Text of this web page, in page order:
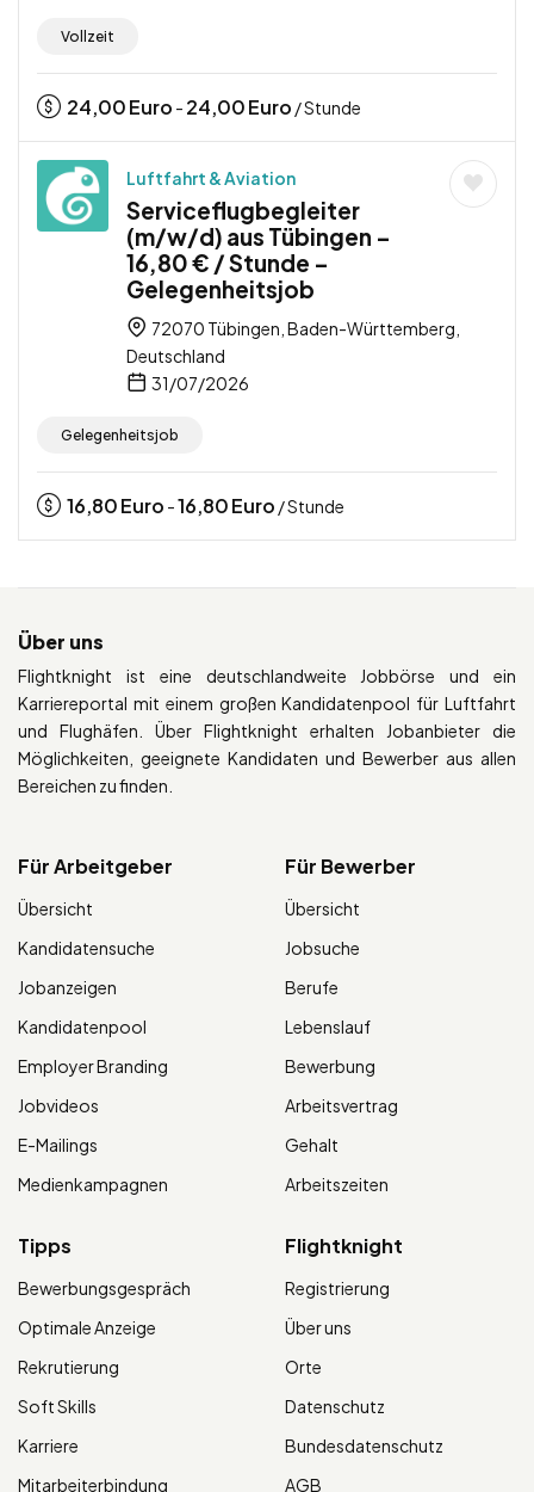
Vollzeit
24,00Euro - 24,00Euro / Stunde
Luftfahrt & Aviation
Serviceflugbegleiter
(m/w/d) aus Tübingen –
16,80 € / Stunde –
Gelegenheitsjob
72070 Tübingen, Baden-Württemberg,
Deutschland
31/07/2026
Gelegenheitsjob
16,80Euro -16,80Euro / Stunde
Über uns
Flightknight ist eine deutschlandweite Jobbörse und ein
Karriereportal mit einem großen Kandidatenpool für Luftfahrt
und Flughäfen. Über Flightknight erhalten Jobanbieter die
Möglichkeiten, geeignete Kandidaten und Bewerber aus allen
Bereichen zu finden.
Für Arbeitgeber
Übersicht
Kandidatensuche
Jobanzeigen
Kandidatenpool
Employer Branding
Jobvideos
E-Mailings
Medienkampagnen
Für Bewerber
Übersicht
Jobsuche
Berufe
Lebenslauf
Bewerbung
Arbeitsvertrag
Gehalt
Arbeitszeiten
Tipps
Bewerbungsgespräch
Optimale Anzeige
Rekrutierung
Soft Skills
Karriere
Mitarbeiterbindung
Flightknight
Registrierung
Über uns
Orte
Datenschutz
Bundesdatenschutz
AGB